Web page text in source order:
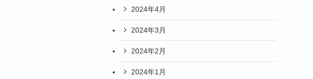
2024年4月
2024年3月
2024年2月
2024年1月